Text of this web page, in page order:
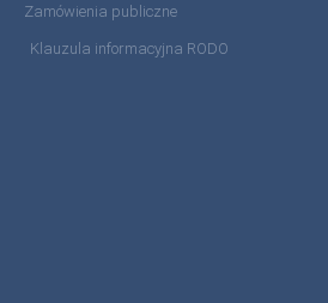
Zamówienia publiczne
Klauzula informacyjna RODO